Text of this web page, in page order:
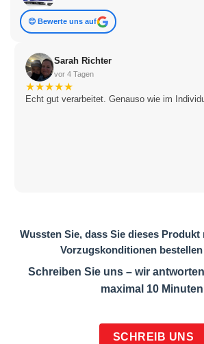
😊 Bewerte uns auf
Sarah Richter
vor 4 Tagen
★★★★★
Echt gut verarbeitet. Genauso wie im
Wussten Sie, dass Sie dieses
Vorzugskonditionen
Schreiben Sie uns – wir
maximal 10
SCHREIB UNS